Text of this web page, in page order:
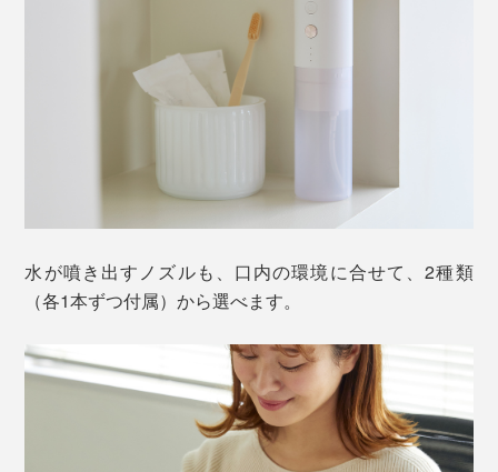
歯と歯肉のあいだにある「歯周ポケット」は、歯ブラシ
が届きにくい、深さ1～2ミリの“ミゾ”で、歯周病菌の隠
水流の強さは、あなたの口内環境に合せて、3種類から
歯の奥、矯正器具やブリッジのまわりの磨き残しを、ジ
ェット洗浄してくれます。
ソフト洗浄モード
「標準洗浄モード」より、やさしい水流ですが、洗浄力
は十分。口腔洗浄器の初心者や、強い刺激が苦手な人
は、このモードから始めてください。
マッサージ洗浄モード
気泡を含んだバブル水流で、歯と歯のすき間にある歯肉
水が噴き出すノズルも、口内の環境に合せて、2種類
（各1本ずつ付属）から選べます。